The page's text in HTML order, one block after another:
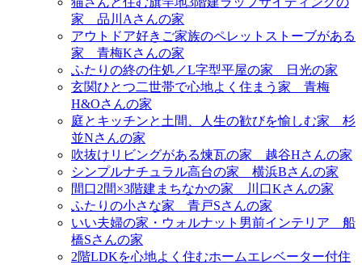
家＿品川Aさんの家
アウトドア好きご家族のペレットストーブがある
家＿青梅Kさんの家
ふたりの終の住処／L字型平屋の家＿日光の家
玄関ひとつ二世帯で心地よく住まう家＿青梅
H&Oさんの家
庭とキッチンと土間、人生の歓びを愉しむ家＿杉
並Nさんの家
吹抜けリビングがある煉瓦の家＿越谷Hさんの家
シンプルナチュラル高台の家＿横浜Bさんの家
間口2間×3階建まちなかの家＿川口Kさんの家
ふたりの小さな家＿青戸Sさんの家
いい夫婦の家・ウォルナット男前インテリア＿船
橋Sさんの家
2階LDKを心地よく住むホームエレベーター付住